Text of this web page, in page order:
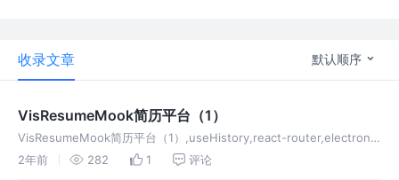
收录文章 默认顺序
VisResumeMook简历平台（1）
VisResumeMook简历平台（1）,useHistory,react-router,electron
install
2年前 282 1 评论